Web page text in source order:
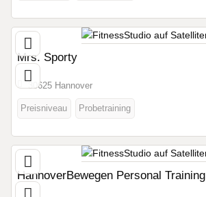
Mrs. Sporty
30625 Hannover
Preisniveau Probetraining
HannoverBewegen Personal Training